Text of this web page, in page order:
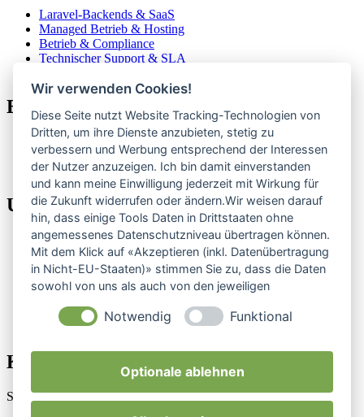
Laravel-Backends & SaaS
Managed Betrieb & Hosting
Betrieb & Compliance
Technischer Support & SLA
Eigene Produkte
ClubCoPilot
CompElo
Alle Produkte
Unternehmen
Über uns
Referenzen
Preise
Blog
Status
Kundenlogin
Kontakt
Schreib uns, wir antworten persönlich.
Wir verwenden Cookies!
Diese Seite nutzt Website Tracking-Technologien von
Dritten, um ihre Dienste anzubieten, stetig zu
verbessern und Werbung entsprechend der Interessen
der Nutzer anzuzeigen. Ich bin damit einverstanden
und kann meine Einwilligung jederzeit mit Wirkung für
die Zukunft widerrufen oder ändern.Wir weisen darauf
hin, dass einige Tools Daten in Drittstaaten ohne
angemessenes Datenschutzniveau übertragen können.
Mit dem Klick auf «Akzeptieren (inkl. Datenübertragung
in Nicht-EU-Staaten)» stimmen Sie zu, dass die Daten
sowohl von uns als auch von den jeweiligen
werden dürfen. Sie können Ihre Cookie-Einstellungen
Notwendig Funktional
Optionale ablehnen